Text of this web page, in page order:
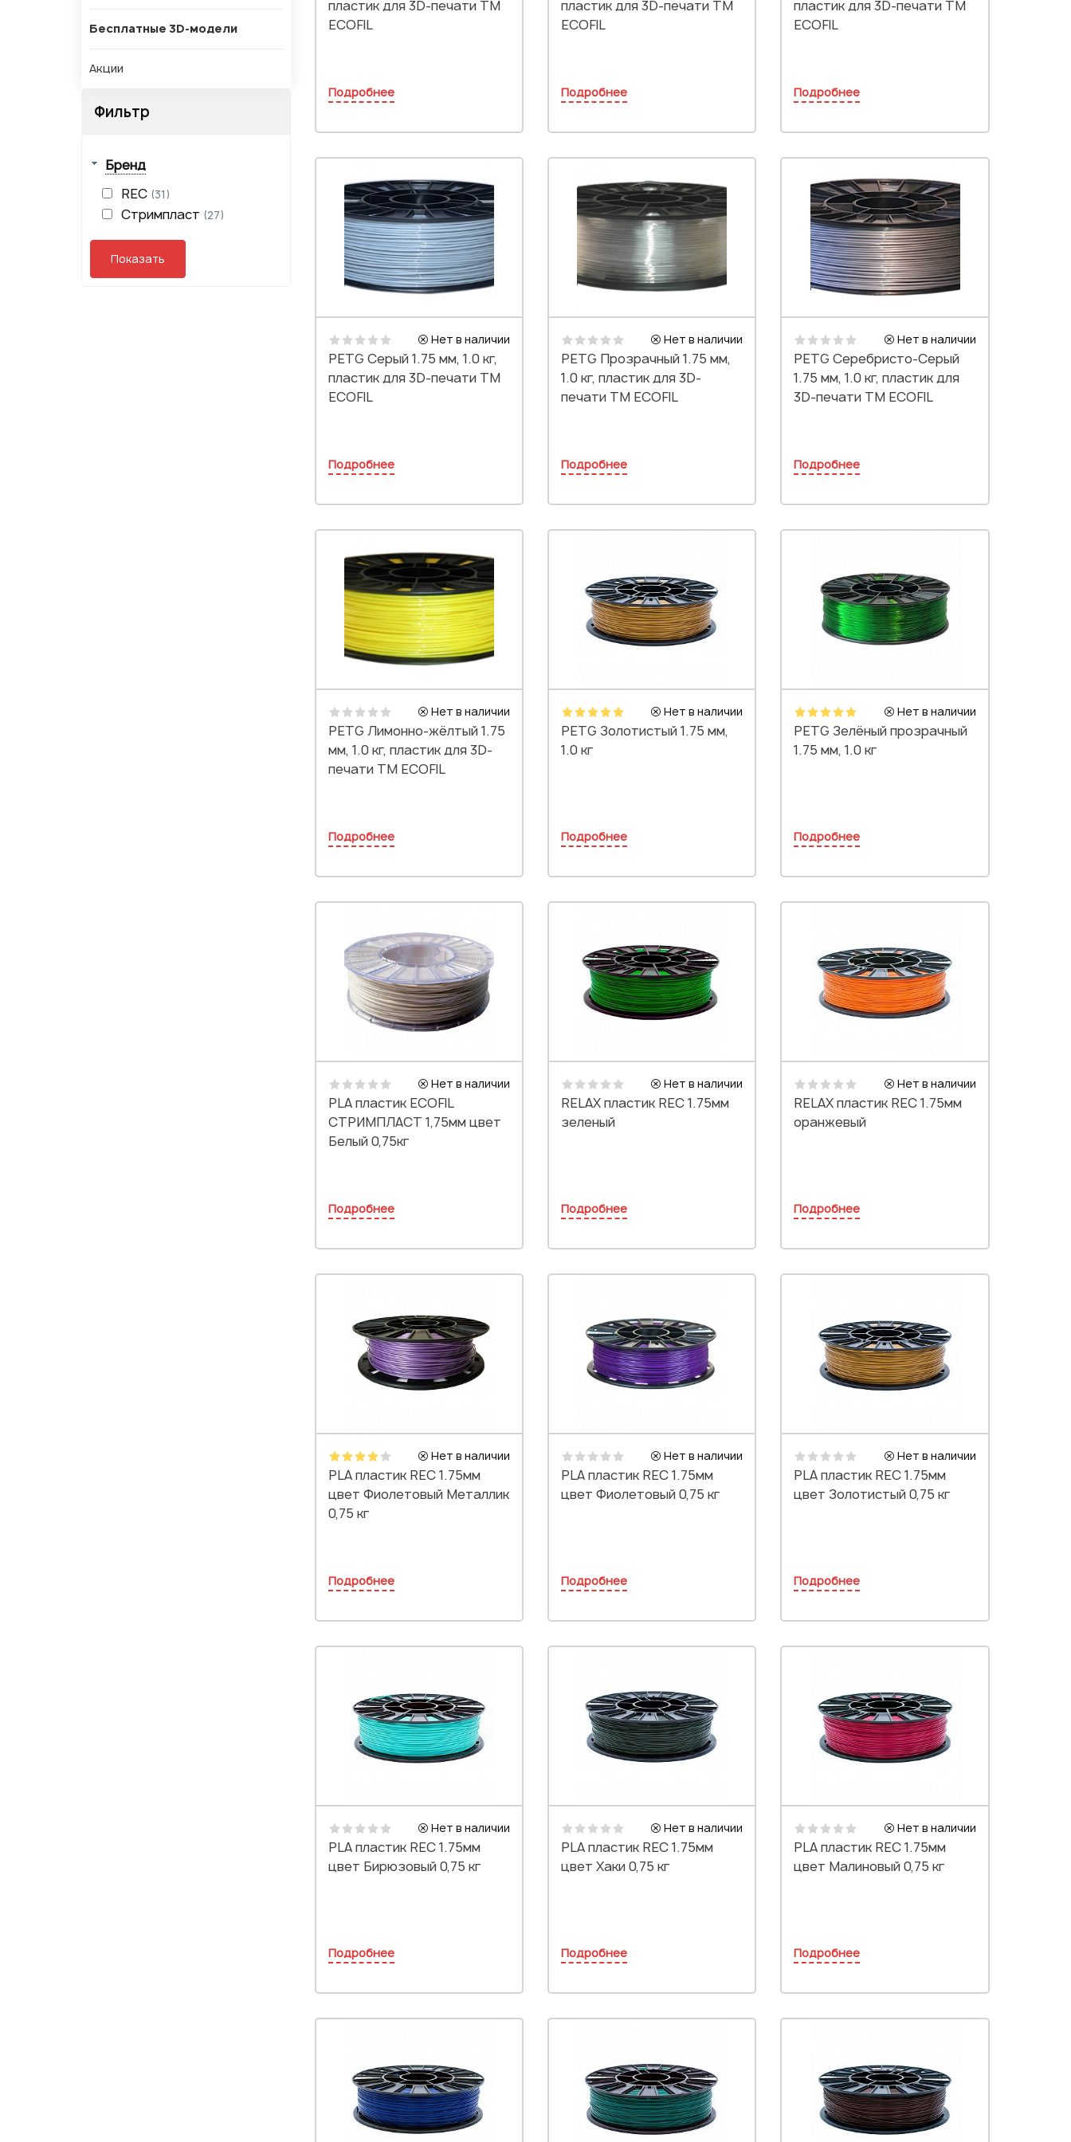
Бесплатные 3D-модели
Акции
Фильтр
Бренд
REC (31)
Стримпласт (27)
пластик для 3D-печати TM
ECOFIL
Подробнее
пластик для 3D-печати TM
ECOFIL
Подробнее
пластик для 3D-печати TM
ECOFIL
Подробнее
Нет в наличии
PETG Серый 1.75 мм, 1.0 кг,
пластик для 3D-печати TM
ECOFIL
Подробнее
Нет в наличии
PETG Прозрачный 1.75 мм,
1.0 кг, пластик для 3D-
печати TM ECOFIL
Подробнее
Нет в наличии
PETG Серебристо-Серый
1.75 мм, 1.0 кг, пластик для
3D-печати TM ECOFIL
Подробнее
Нет в наличии
PETG Лимонно-жёлтый 1.75
мм, 1.0 кг, пластик для 3D-
печати TM ECOFIL
Подробнее
Нет в наличии
PETG Золотистый 1.75 мм,
1.0 кг
Подробнее
Нет в наличии
PETG Зелёный прозрачный
1.75 мм, 1.0 кг
Подробнее
Нет в наличии
PLA пластик ECOFIL
СТРИМПЛАСТ 1,75мм цвет
Белый 0,75кг
Подробнее
Нет в наличии
RELAX пластик REC 1.75мм
зеленый
Подробнее
Нет в наличии
RELAX пластик REC 1.75мм
оранжевый
Подробнее
Нет в наличии
PLA пластик REC 1.75мм
цвет Фиолетовый Металлик
0,75 кг
Подробнее
Нет в наличии
PLA пластик REC 1.75мм
цвет Фиолетовый 0,75 кг
Подробнее
Нет в наличии
PLA пластик REC 1.75мм
цвет Золотистый 0,75 кг
Подробнее
Нет в наличии
PLA пластик REC 1.75мм
цвет Бирюзовый 0,75 кг
Подробнее
Нет в наличии
PLA пластик REC 1.75мм
цвет Хаки 0,75 кг
Подробнее
Нет в наличии
PLA пластик REC 1.75мм
цвет Малиновый 0,75 кг
Подробнее